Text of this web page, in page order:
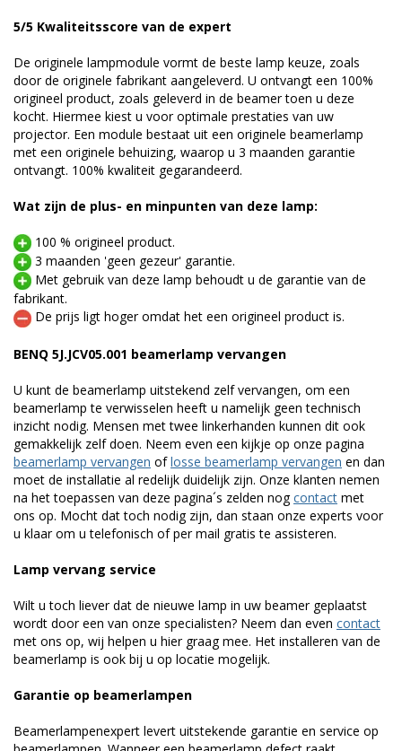
5/5 Kwaliteitsscore van de expert
De originele lampmodule vormt de beste lamp keuze, zoals
door de originele fabrikant aangeleverd. U ontvangt een 100%
origineel product, zoals geleverd in de beamer toen u deze
kocht. Hiermee kiest u voor optimale prestaties van uw
projector. Een module bestaat uit een originele beamerlamp
met een originele behuizing, waarop u 3 maanden garantie
ontvangt. 100% kwaliteit gegarandeerd.
Wat zijn de plus- en minpunten van deze lamp:
100 % origineel product.
3 maanden 'geen gezeur' garantie.
Met gebruik van deze lamp behoudt u de garantie van de
fabrikant.
De prijs ligt hoger omdat het een origineel product is.
BENQ 5J.JCV05.001 beamerlamp vervangen
U kunt de beamerlamp uitstekend zelf vervangen, om een
beamerlamp te verwisselen heeft u namelijk geen technisch
inzicht nodig. Mensen met twee linkerhanden kunnen dit ook
gemakkelijk zelf doen. Neem even een kijkje op onze pagina
beamerlamp vervangen oflosse beamerlamp vervangen en dan
moet de installatie al redelijk duidelijk zijn. Onze klanten nemen
na het toepassen van deze pagina´s zelden nogcontact met
ons op. Mocht dat toch nodig zijn, dan staan onze experts voor
u klaar om u telefonisch of per mail gratis te assisteren.
Lamp vervang service
Wilt u toch liever dat de nieuwe lamp in uw beamer geplaatst
wordt door een van onze specialisten? Neem dan even contact
met ons op, wij helpen u hier graag mee. Het installeren van de
beamerlamp is ook bij u op locatie mogelijk.
Garantie op beamerlampen
Beamerlampenexpert levert uitstekende garantie en service op